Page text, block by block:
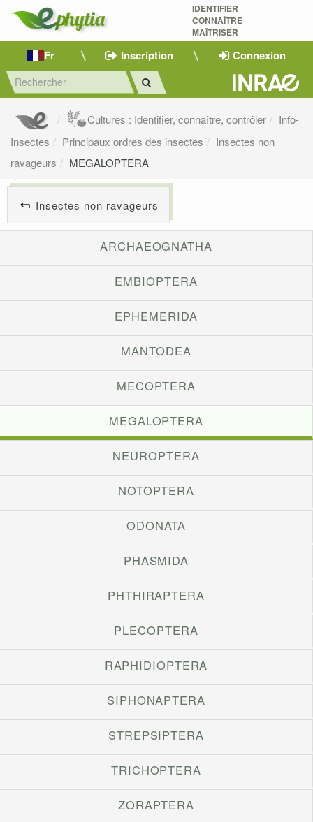
IDENTIFIER
CONNAÎTRE
MAÎTRISER
Fr Inscription Connexion
Cultures : Identifier, connaître, contrôler
Info-
Insectes
Principaux ordres des insectes
Insectes non
ravageurs
MEGALOPTERA
Insectes non ravageurs
ARCHAEOGNATHA
EMBIOPTERA
EPHEMERIDA
MANTODEA
MECOPTERA
MEGALOPTERA
NEUROPTERA
NOTOPTERA
ODONATA
PHASMIDA
PHTHIRAPTERA
PLECOPTERA
RAPHIDIOPTERA
SIPHONAPTERA
STREPSIPTERA
TRICHOPTERA
ZORAPTERA